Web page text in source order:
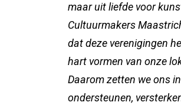
maar uit liefde voor
Cultuurmakers
dat deze verenigingen
hart vormen van onze
Daarom zetten we ons
ondersteunen,